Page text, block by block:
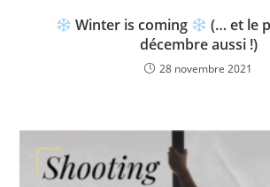
Winter is coming
(… et le
décembre aussi !)
28 novembre 2021